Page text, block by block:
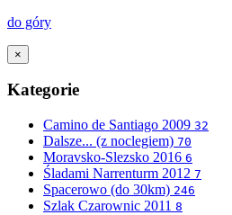
do góry
×
Kategorie
Camino de Santiago 2009 32
Dalsze... (z noclegiem) 70
Moravsko-Slezsko 2016 6
Śladami Narrenturm 2012 7
Spacerowo (do 30km) 246
Szlak Czarownic 2011 8